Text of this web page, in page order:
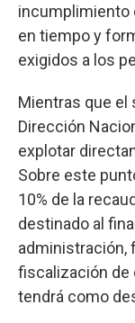
incumplimiento
en tiempo y
exigidos a los
Mientras que el
Dirección
explotar
Sobre este
10% de la
destinado al
administración,
fiscalización de
tendrá como